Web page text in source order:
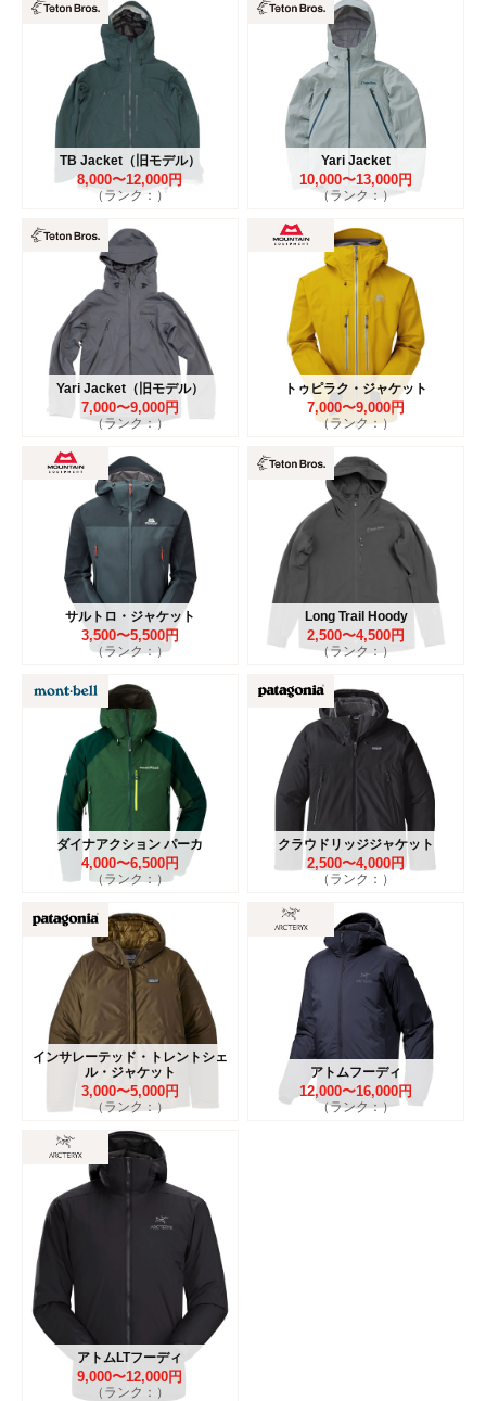
TB Jacket（旧モデル）
8,000〜12,000円
（ランク：）
Yari Jacket
10,000〜13,000円
（ランク：）
Yari Jacket（旧モデル）
7,000〜9,000円
（ランク：）
トゥピラク・ジャケット
7,000〜9,000円
（ランク：）
サルトロ・ジャケット
3,500〜5,500円
（ランク：）
Long Trail Hoody
2,500〜4,500円
（ランク：）
ダイナアクション パーカ
4,000〜6,500円
（ランク：）
クラウドリッジジャケット
2,500〜4,000円
（ランク：）
インサレーテッド・トレントシェ
ル・ジャケット
3,000〜5,000円
（ランク：）
アトムフーディ
12,000〜16,000円
（ランク：）
アトムLTフーディ
9,000〜12,000円
（ランク：）